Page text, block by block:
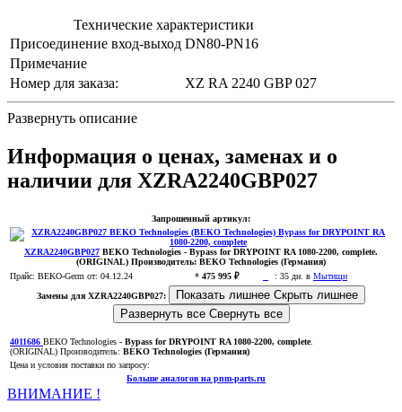
Технические характеристики
Присоединение вход-выход DN80-PN16
Примечание
Номер для заказа:
XZ RA 2240 GBP 027
Развернуть описание
Информация о ценах, заменах и о
наличии для XZRA2240GBP027
Запрошенный артикул:
XZRA2240GBP027 BEKO Technologies - Bypass for DRYPOINT RA 1080-2200, complete.
(ORIGINAL) Производитель: BEKO Technologies (Германия)
Прайс: BEKO-Germ от: 04.12.24 * 475 995 ₽ : 35 дн. в Мытищи
Замены для XZRA2240GBP027:
Показать лишнее Скрыть лишнее
Развернуть все Свернуть все
4011686 BEKO Technologies - Bypass for DRYPOINT RA 1080-2200, complete.
(ORIGINAL) Производитель: BEKO Technologies (Германия)
Цена и условия поставки по запросу:
Больше аналогов на pnm-parts.ru
ВНИМАНИЕ !